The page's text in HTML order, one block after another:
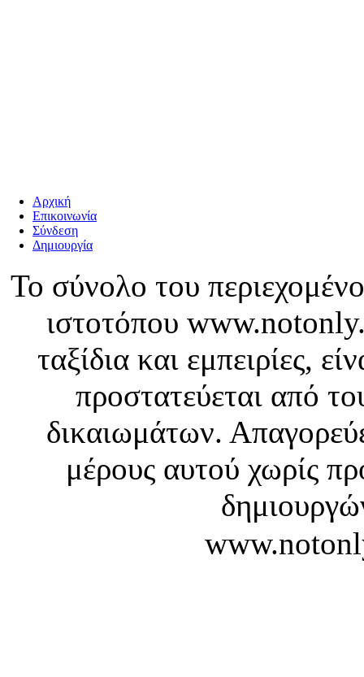
Αρχική
Επικοινωνία
Σύνδεση
Δημιουργία
Το σύνολο του
ιστοτόπου
ταξίδια και εμπειρίες,
προστατεύεται από
δικαιωμάτων.
μέρους αυτού χωρίς